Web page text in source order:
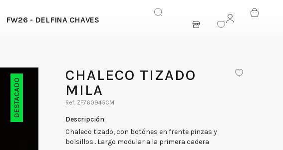
FW26 - DELFINA CHAVES ENTRAR
DESTACADO
CHALECO TIZADO
MILA
ZP760945CM
Chaleco tizado, con botónes en frente pinzas y
bolsillos . Largo modular a la primera cadera